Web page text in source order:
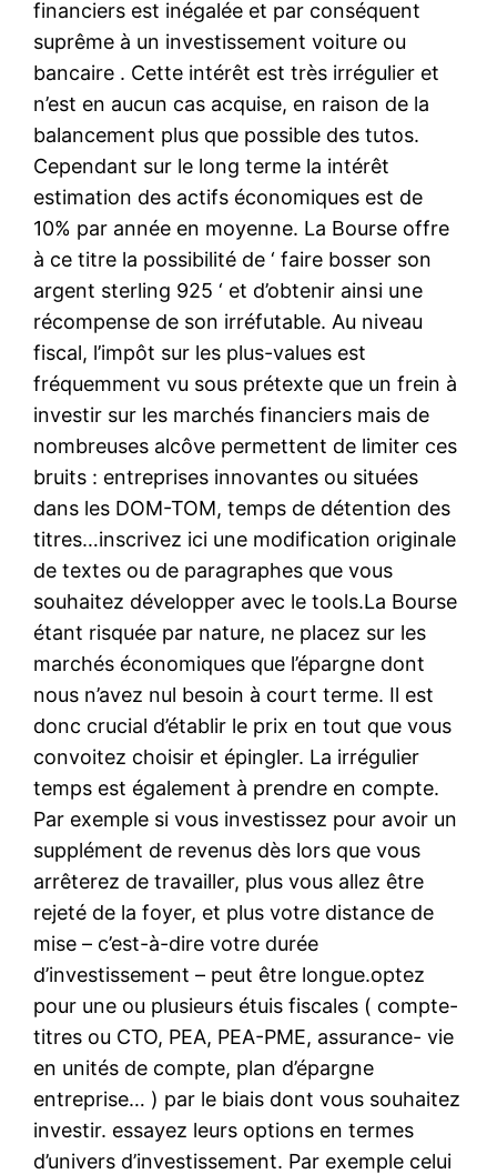
financiers est inégalée et par conséquent
suprême à un investissement voiture ou
bancaire . Cette intérêt est très irrégulier et
n’est en aucun cas acquise, en raison de la
balancement plus que possible des tutos.
Cependant sur le long terme la intérêt
estimation des actifs économiques est de
10% par année en moyenne. La Bourse offre
à ce titre la possibilité de ‘ faire bosser son
argent sterling 925 ‘ et d’obtenir ainsi une
récompense de son irréfutable. Au niveau
fiscal, l’impôt sur les plus-values est
fréquemment vu sous prétexte que un frein à
investir sur les marchés financiers mais de
nombreuses alcôve permettent de limiter ces
bruits : entreprises innovantes ou situées
dans les DOM-TOM, temps de détention des
titres…inscrivez ici une modification originale
de textes ou de paragraphes que vous
souhaitez développer avec le tools.La Bourse
étant risquée par nature, ne placez sur les
marchés économiques que l’épargne dont
nous n’avez nul besoin à court terme. Il est
donc crucial d’établir le prix en tout que vous
convoitez choisir et épingler. La irrégulier
temps est également à prendre en compte.
Par exemple si vous investissez pour avoir un
supplément de revenus dès lors que vous
arrêterez de travailler, plus vous allez être
rejeté de la foyer, et plus votre distance de
mise – c’est-à-dire votre durée
d’investissement – peut être longue.optez
pour une ou plusieurs étuis fiscales ( compte-
titres ou CTO, PEA, PEA-PME, assurance- vie
en unités de compte, plan d’épargne
entreprise… ) par le biais dont vous souhaitez
investir. essayez leurs options en termes
d’univers d’investissement. Par exemple celui